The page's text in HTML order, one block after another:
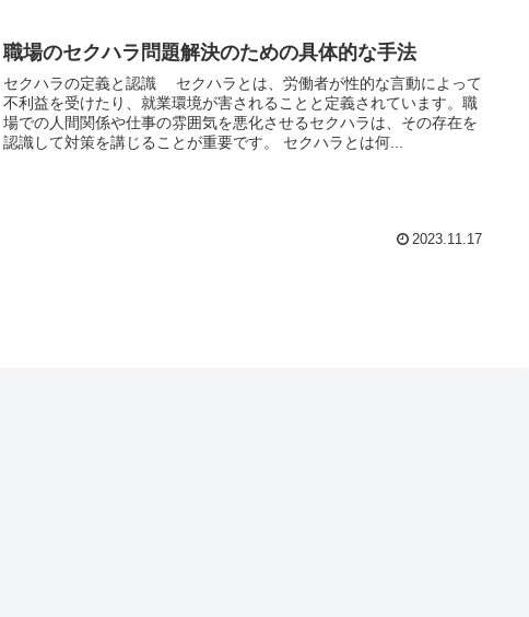
職場のセクハラ問題解決のための具体的な手法
セクハラの定義と認識 セクハラとは、労働者が性的な言動によって
不利益を受けたり、就業環境が害されることと定義されています。職
場での人間関係や仕事の雰囲気を悪化させるセクハラは、その存在を
認識して対策を講じることが重要です。 セクハラとは何...
2023.11.17